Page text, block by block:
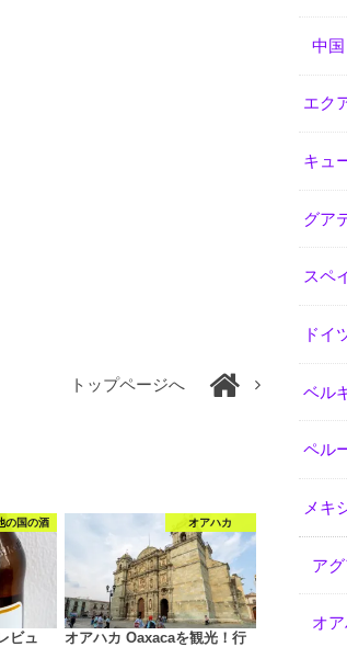
トップページへ
の国の酒
ビュ
オアハカ
オアハカ Oaxacaを観光！行
中国
エク
キュ
グア
スペ
ドイ
ベル
ペル
メキ
ア
オ